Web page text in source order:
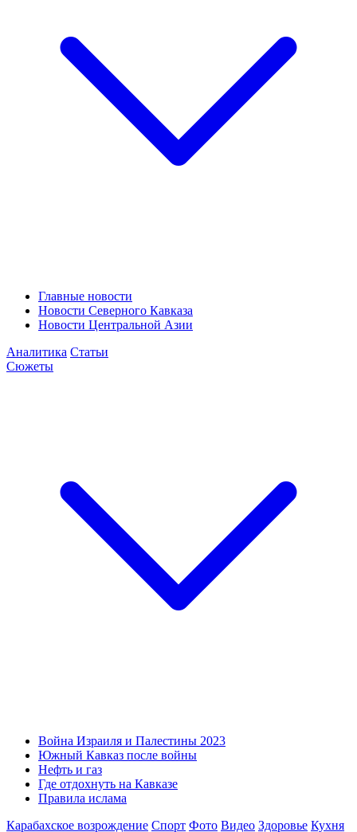
Главные новости
Новости Северного Кавказа
Новости Центральной Азии
Аналитика Статьи
Сюжеты
Война Израиля и Палестины 2023
Южный Кавказ после войны
Нефть и газ
Где отдохнуть на Кавказе
Правила ислама
Карабахское возрождение Спорт Фото Видео Здоровье Кухня